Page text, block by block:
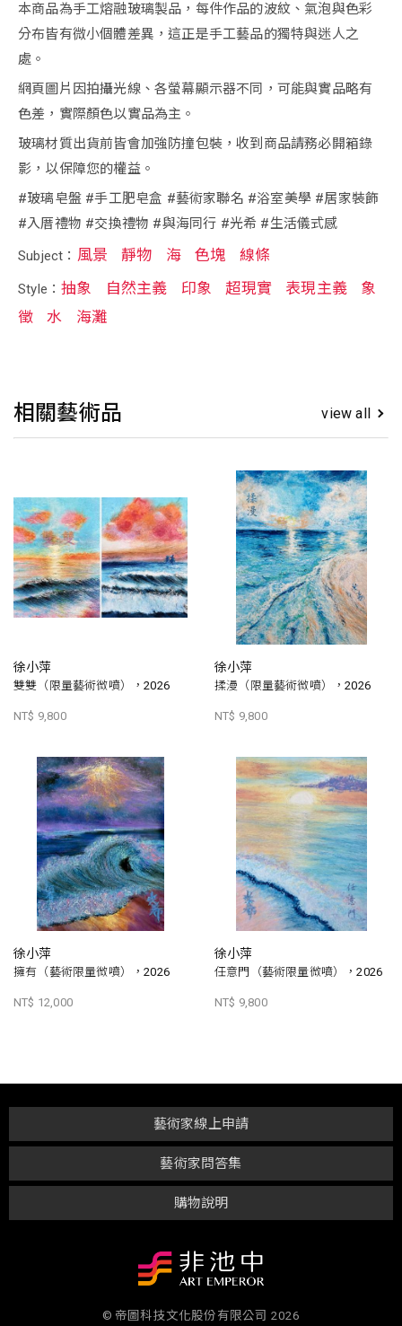
本商品為手工熔融玻璃製品，每件作品的波紋、氣泡與色彩
分布皆有微小個體差異，這正是手工藝品的獨特與迷人之
處。
網頁圖片因拍攝光線、各螢幕顯示器不同，可能與實品略有
色差，實際顏色以實品為主。
玻璃材質出貨前皆會加強防撞包裝，收到商品請務必開箱錄
影，以保障您的權益。
#玻璃皂盤 #手工肥皂盒 #藝術家聯名 #浴室美學 #居家裝飾
#入厝禮物 #交換禮物 #與海同行 #光希 #生活儀式感
Subject： 風景 靜物 海 色塊 線條
Style：抽象 自然主義 印象 超現實 表現主義
象
徵
水 海灘
相關藝術品 view all
徐小萍
雙雙（限量藝術微噴），2026
NT$ 9,800
徐小萍
揉漫（限量藝術微噴），2026
NT$ 9,800
徐小萍
擁有（藝術限量微噴），2026
NT$ 12,000
徐小萍
任意門（藝術限量微噴），2026
NT$ 9,800
購物說明
藝術家問答集
藝術家線上申請
© 帝圖科技文化股份有限公司 2026